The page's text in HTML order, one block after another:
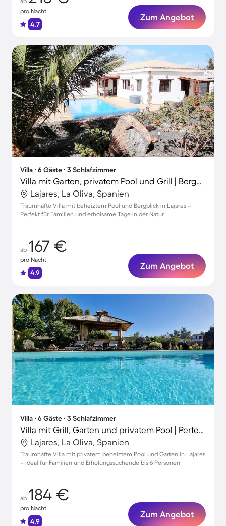
pro Nacht
4.7
Zum Angebot
Villa ∙ 6 Gäste ∙ 3 Schlafzimmer
Villa mit Garten, privatem Pool und Grill | Bergblick
Lajares, La Oliva, Spanien
Traumhafte Villa mit beheiztem Pool und Bergblick in Lajares –
Perfekt für Familien und erholsame Tage in der Natur
ab 167 €
pro Nacht
4.9
Zum Angebot
Villa ∙ 6 Gäste ∙ 3 Schlafzimmer
Villa mit Grill, Garten und privatem Pool | Perfekt für die Arbeit von Zuhause
Lajares, La Oliva, Spanien
Traumhafte Villa mit privatem beheiztem Pool und Garten in Lajares
– ideal für Familien und Erholungssuchende bis 6 Personen
ab 184 €
pro Nacht
4.9
Zum Angebot